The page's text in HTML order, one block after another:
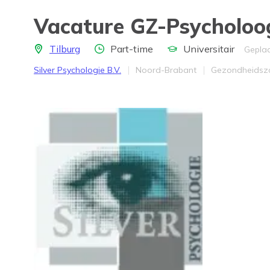
Vacature GZ-
LocatieTilburg Aantal uren
Part-time Opleidingsniveau
Universitair
Bedrijf
Silver Psychologie B.V. Provincie
Noord-Brabant Werkveld